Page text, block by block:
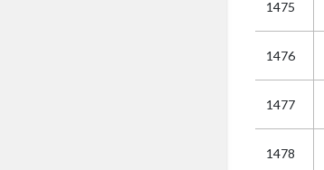
1475
1476
1477
1478